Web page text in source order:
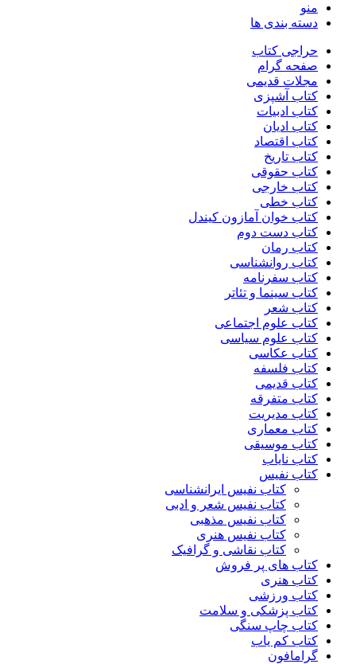
منو
دسته بندی ها
حراجی کتاب
صفحه گرام
مجلات قدیمی
کتاب آشپزی
کتاب ادبیات
کتاب ادیان
کتاب اقتصاد
کتاب تاریخ
کتاب حقوقی
کتاب خارجی
کتاب خطی
کتاب خوان آمازون کیندل
کتاب دست دوم
کتاب رمان
کتاب روانشناسی
کتاب سفرنامه
کتاب سینما و تئاتر
کتاب شعر
کتاب علوم اجتماعی
کتاب علوم سیاسی
کتاب عکاسی
کتاب فلسفه
کتاب قدیمی
کتاب متفرقه
کتاب مدیریت
کتاب معماری
کتاب موسیقی
کتاب نایاب
کتاب نفیس
کتاب نفیس ایرانشناسی
کتاب نفیس شعر و ادبی
کتاب نفیس مذهبی
کتاب نفیس هنری
کتاب نقاشی و گرافیک
کتاب های پر فروش
کتاب هنری
کتاب ورزشی
کتاب پزشکی و سلامت
کتاب چاپ سنگی
کتاب کم یاب
گرامافون